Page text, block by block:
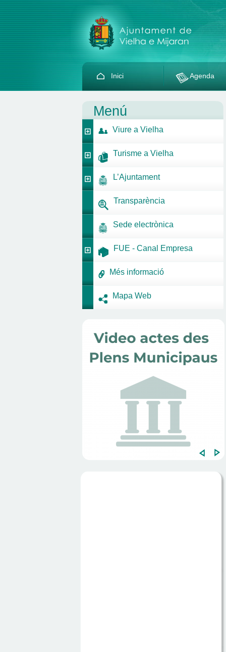
Inici Agenda
Menú
Viure a Vielha
Turisme a Vielha
L’Ajuntament
Transparència
Sede electrònica
FUE - Canal Empresa
Més informació
Mapa Web